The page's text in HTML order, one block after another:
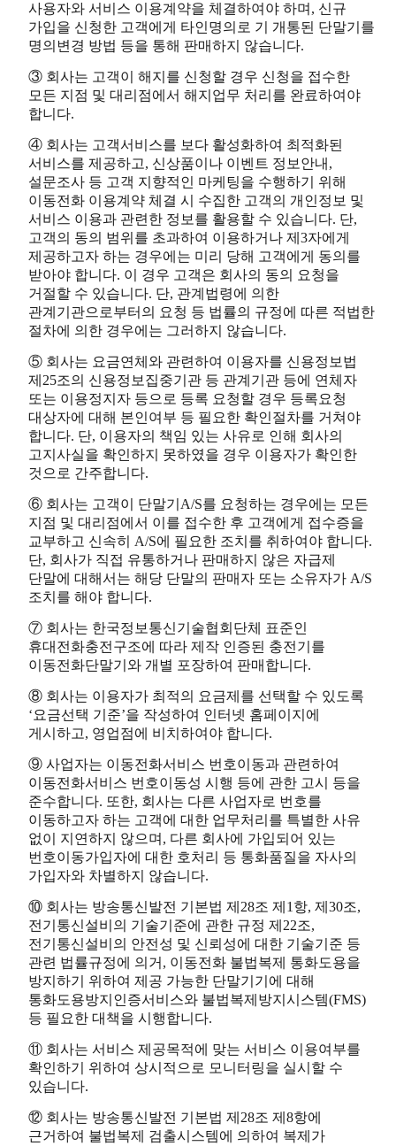
사용자와 서비스 이용계약을 체결하여야 하며, 신규
가입을 신청한 고객에게 타인명의로 기 개통된 단말기를
명의변경 방법 등을 통해 판매하지 않습니다.
③ 회사는 고객이 해지를 신청할 경우 신청을 접수한
모든 지점 및 대리점에서 해지업무 처리를 완료하여야
합니다.
④ 회사는 고객서비스를 보다 활성화하여 최적화된
서비스를 제공하고, 신상품이나 이벤트 정보안내,
설문조사 등 고객 지향적인 마케팅을 수행하기 위해
이동전화 이용계약 체결 시 수집한 고객의 개인정보 및
서비스 이용과 관련한 정보를 활용할 수 있습니다. 단,
고객의 동의 범위를 초과하여 이용하거나 제3자에게
제공하고자 하는 경우에는 미리 당해 고객에게 동의를
받아야 합니다. 이 경우 고객은 회사의 동의 요청을
거절할 수 있습니다. 단, 관계법령에 의한
관계기관으로부터의 요청 등 법률의 규정에 따른 적법한
절차에 의한 경우에는 그러하지 않습니다.
⑤ 회사는 요금연체와 관련하여 이용자를 신용정보법
제25조의 신용정보집중기관 등 관계기관 등에 연체자
또는 이용정지자 등으로 등록 요청할 경우 등록요청
대상자에 대해 본인여부 등 필요한 확인절차를 거쳐야
합니다. 단, 이용자의 책임 있는 사유로 인해 회사의
고지사실을 확인하지 못하였을 경우 이용자가 확인한
것으로 간주합니다.
⑥ 회사는 고객이 단말기A/S를 요청하는 경우에는 모든
지점 및 대리점에서 이를 접수한 후 고객에게 접수증을
교부하고 신속히 A/S에 필요한 조치를 취하여야 합니다.
단, 회사가 직접 유통하거나 판매하지 않은 자급제
단말에 대해서는 해당 단말의 판매자 또는 소유자가 A/S
조치를 해야 합니다.
⑦ 회사는 한국정보통신기술협회단체 표준인
휴대전화충전구조에 따라 제작 인증된 충전기를
이동전화단말기와 개별 포장하여 판매합니다.
⑧ 회사는 이용자가 최적의 요금제를 선택할 수 있도록
‘요금선택 기준’을 작성하여 인터넷 홈페이지에
게시하고, 영업점에 비치하여야 합니다.
⑨ 사업자는 이동전화서비스 번호이동과 관련하여
이동전화서비스 번호이동성 시행 등에 관한 고시 등을
준수합니다. 또한, 회사는 다른 사업자로 번호를
이동하고자 하는 고객에 대한 업무처리를 특별한 사유
없이 지연하지 않으며, 다른 회사에 가입되어 있는
번호이동가입자에 대한 호처리 등 통화품질을 자사의
가입자와 차별하지 않습니다.
⑩ 회사는 방송통신발전 기본법 제28조 제1항, 제30조,
전기통신설비의 기술기준에 관한 규정 제22조,
전기통신설비의 안전성 및 신뢰성에 대한 기술기준 등
관련 법률규정에 의거, 이동전화 불법복제 통화도용을
방지하기 위하여 제공 가능한 단말기기에 대해
통화도용방지인증서비스와 불법복제방지시스템(FMS)
등 필요한 대책을 시행합니다.
⑪ 회사는 서비스 제공목적에 맞는 서비스 이용여부를
확인하기 위하여 상시적으로 모니터링을 실시할 수
있습니다.
⑫ 회사는 방송통신발전 기본법 제28조 제8항에
근거하여 불법복제 검출시스템에 의하여 복제가